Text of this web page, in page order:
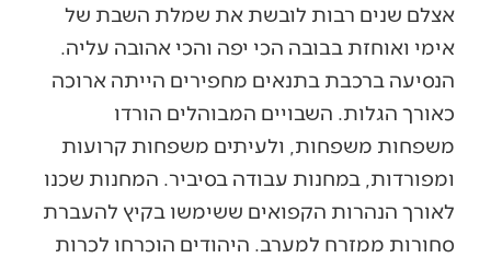
אצלם שנים רבות לובשת את שמלת השבת של
אימי ואוחזת בבובה הכי יפה והכי אהובה עליה.
הנסיעה ברכבת בתנאים מחפירים הייתה ארוכה
כאורך הגלות. השבויים המבוהלים הורדו
משפחות משפחות, ולעיתים משפחות קרועות
ומפורדות, במחנות עבודה בסיביר. המחנות שכנו
לאורך הנהרות הקפואים ששימשו בקיץ להעברת
סחורות ממזרח למערב. היהודים הוכרחו לכרות